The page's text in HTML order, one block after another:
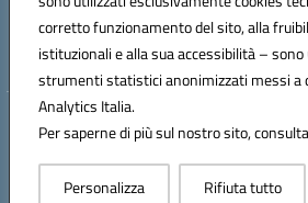
corretto funzionamento del sito, alla
istituzionali e alla sua accessibilità –
strumenti statistici anonimizzati messi a
Analytics Italia.
Per saperne di più sul nostro sito,
Personalizza Rifiuta tutto
Codice Indice delle Pubbliche Amministrazioni
Codice unico di fatturazione (CUF): UFDQ9V
Hosting & Powered by 3D
Concept & Design by